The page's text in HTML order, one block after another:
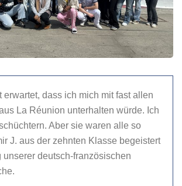
erwartet, dass ich mich mit fast allen
La Réunion unterhalten würde. Ich
Aber sie waren alle so
J. aus der zehnten Klasse begeistert
unserer deutsch-französischen